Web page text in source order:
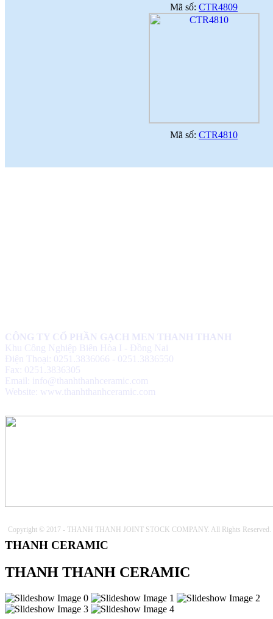
Mã số: CTR4809
Mã số: CTR4810
CÔNG TY CỔ PHẦN GẠCH MEN THANH THANH
Khu Công Nghiệp Biên Hòa I - Đồng Nai
Điện Thoại: 0251.3836066 - 0251.3836550
Fax: 0251.3836305
Email: info@thanhthanhceramic.com
Website: www.thanhthanhceramic.com
Copyright © 2017 - THANH THANH JOINT STOCK COMPANY. All Rights Reserved.
THANH CERAMIC
THANH THANH CERAMIC